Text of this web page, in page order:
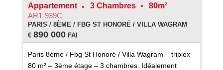
Appartement 3 Chambres
80m²
AR1-939C
PARIS / 8ÈME / FBG ST HONORÉ / VILLA WAGRAM
€ 890 000FAI
Paris 8ème / Fbg St Honoré / Villa Wagram – triplex
80 m² – 3ème étage – 3 chambres. Idéalement